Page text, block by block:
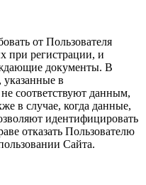
от Пользователя
при регистрации, и
документы. В
указанные в
соответствуют данным,
в случае, когда данные,
идентифицировать
отказать Пользователю
Сайта.